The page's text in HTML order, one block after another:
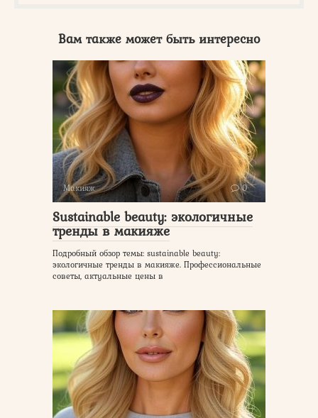
Вам также может быть интересно
Макияж 0
Sustainable beauty: экологичные
тренды в макияже
Подробный обзор темы: sustainable beauty:
экологичные тренды в макияже. Профессиональные
советы, актуальные цены в